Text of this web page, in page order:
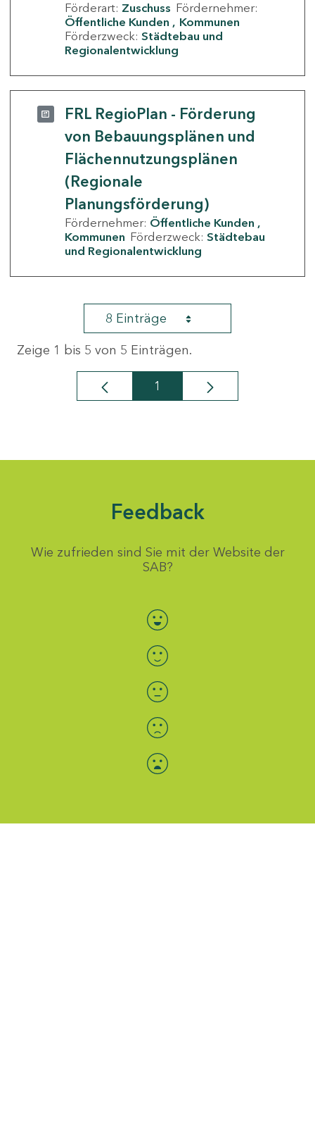
Förderart: Zuschuss Fördernehmer:
Öffentliche Kunden
Kommunen
Förderzweck: Städtebau und
Regionalentwicklung
FRL RegioPlan - Förderung
von Bebauungsplänen und
Flächennutzungsplänen
(Regionale
Planungsförderung)
Fördernehmer: Öffentliche Kunden
Kommunen Förderzweck: Städtebau
und Regionalentwicklung
8 Einträge
Zeige 1 bis 5 von 5 Einträgen.
Seite
1
Feedback
Wie zufrieden sind Sie mit der Website der
SAB?
Bewertung auswählen